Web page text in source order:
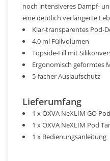
noch intensiveres Dampf-
eine deutlich verlängerte
Klar-transparentes Pod-
4.0 ml Füllvolumen
Topside-Fill mit
Ergonomisch geformtes
5-facher Auslaufschutz
Lieferumfang
1 x OXVA NeXLIM GO
1 x OXVA NeXLIM Pod
1 x Bedienungsanleitung